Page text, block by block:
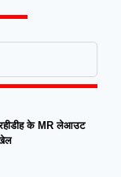
के MR लेआउट